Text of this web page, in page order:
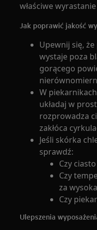
właściwe
Jak poprawić jakość
Upewnij się,
wystaje poza
gorącego
W
układaj w
rozprowadza
zakłóca
Jeśli skórka
sprawdź:
Czy
Czy
za
Czy
Ulepszenia